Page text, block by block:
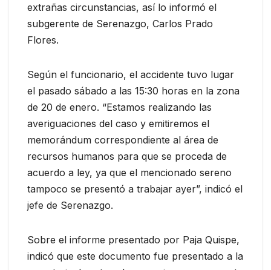
extrañas circunstancias, así lo informó el
subgerente de Serenazgo, Carlos Prado
Flores.
Según el funcionario, el accidente tuvo lugar
el pasado sábado a las 15:30 horas en la zona
de 20 de enero. “Estamos realizando las
averiguaciones del caso y emitiremos el
memorándum correspondiente al área de
recursos humanos para que se proceda de
acuerdo a ley, ya que el mencionado sereno
tampoco se presentó a trabajar ayer”, indicó el
jefe de Serenazgo.
Sobre el informe presentado por Paja Quispe,
indicó que este documento fue presentado a la